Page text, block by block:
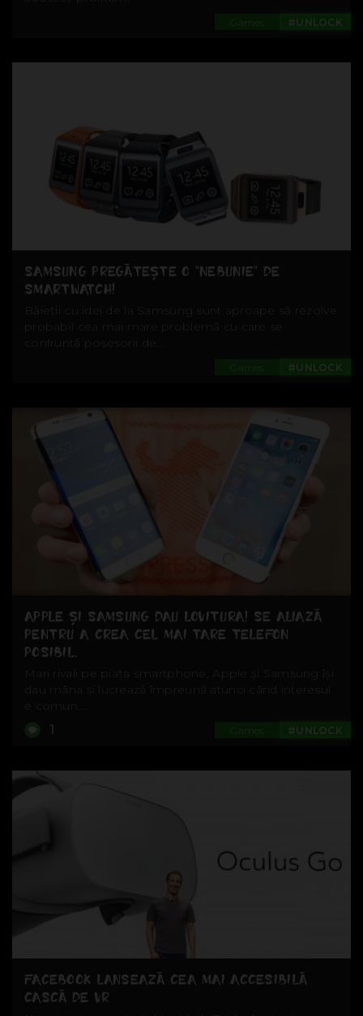
#UNLOCK
Games
SAMSUNG PREGĂTEȘTE O "NEBUNIE" DE
SMARTWATCH!
Băieții cu idei de la Samsung sunt aproape să rezolve
probabil cea mai mare problemă cu care se
confruntă posesorii de...
#UNLOCK
Games
APPLE ȘI SAMSUNG DAU LOVITURA! SE ALIAZĂ
PENTRU A CREA CEL MAI TARE TELEFON
POSIBIL.
Mari rivali pe piața smartphone, Apple și Samsung își
dau mâna și lucrează împreună atunci când interesul
#UNLOCK
Games
1
FACEBOOK LANSEAZĂ CEA MAI ACCESIBILĂ
CASCĂ DE VR